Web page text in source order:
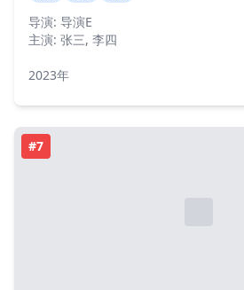
导演: 导演E
主演: 张三, 李四
2023年
#7